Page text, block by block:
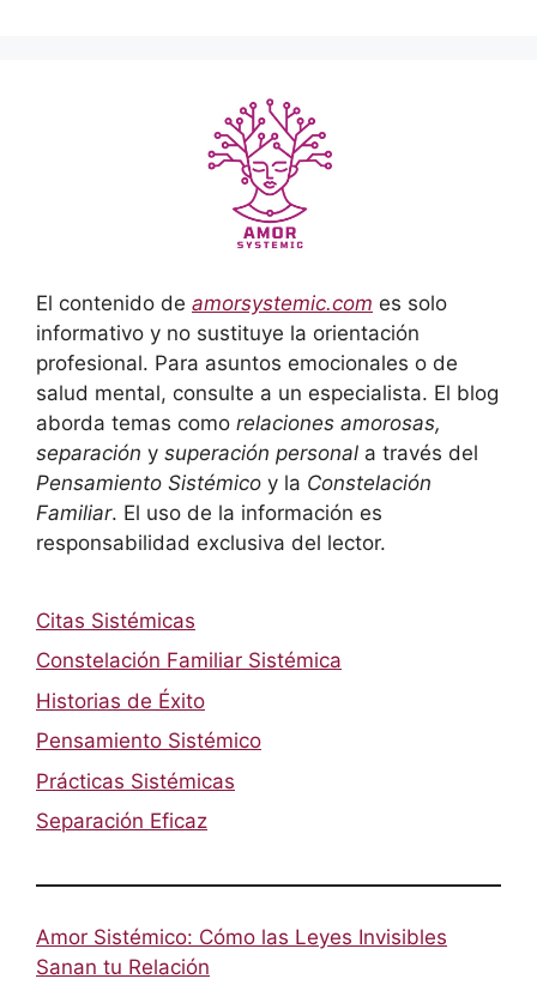
El contenido de amorsystemic.com es solo
informativo y no sustituye la orientación
profesional. Para asuntos emocionales o de
salud mental, consulte a un especialista. El blog
aborda temas como relaciones amorosas,
separación y superación personal a través del
Pensamiento Sistémico y la Constelación
Familiar. El uso de la información es
responsabilidad exclusiva del lector.
Citas Sistémicas
Constelación Familiar Sistémica
Historias de Éxito
Pensamiento Sistémico
Prácticas Sistémicas
Separación Eficaz
Amor Sistémico: Cómo las Leyes Invisibles
Sanan tu Relación